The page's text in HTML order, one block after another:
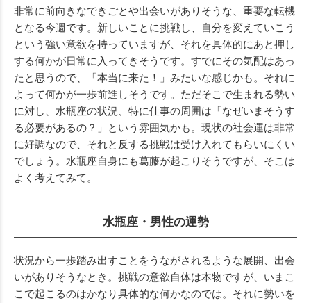
非常に前向きなできごとや出会いがありそうな、重要な転機
となる今週です。新しいことに挑戦し、自分を変えていこう
という強い意欲を持っていますが、それを具体的にあと押し
する何かが日常に入ってきそうです。すでにその気配はあっ
たと思うので、「本当に来た！」みたいな感じかも。それに
よって何かが一歩前進しそうです。ただそこで生まれる勢い
に対し、水瓶座の状況、特に仕事の周囲は「なぜいまそうす
る必要があるの？」という雰囲気かも。現状の社会運は非常
に好調なので、それと反する挑戦は受け入れてもらいにくい
でしょう。水瓶座自身にも葛藤が起こりそうですが、そこは
よく考えてみて。
水瓶座・男性の運勢
状況から一歩踏み出すことをうながされるような展開、出会
いがありそうなとき。挑戦の意欲自体は本物ですが、いまこ
こで起こるのはかなり具体的な何かなのでは。それに勢いを